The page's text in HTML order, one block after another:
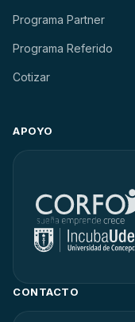
Programa Partner
Programa Referido
Cotizar
APOYO
CONTACTO